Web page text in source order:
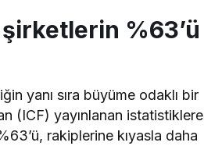
%63’ü
yanı sıra büyüme odaklı bir
(ICF) yayınlanan istatistiklere
rakiplerine kıyasla daha